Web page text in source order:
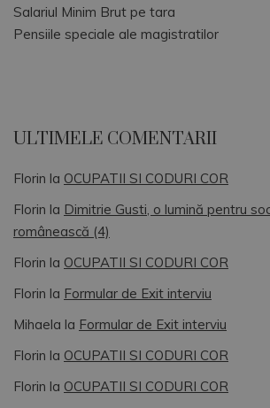
Salariul Minim Brut pe tara
Pensiile speciale ale magistratilor
ULTIMELE COMENTARII
Florin la OCUPATII SI CODURI COR
Florin la Dimitrie Gusti, o lumină pentru
românească (4)
Florin la OCUPATII SI CODURI COR
Florin la Formular de Exit interviu
Mihaela la Formular de Exit interviu
Florin la OCUPATII SI CODURI COR
Florin la OCUPATII SI CODURI COR